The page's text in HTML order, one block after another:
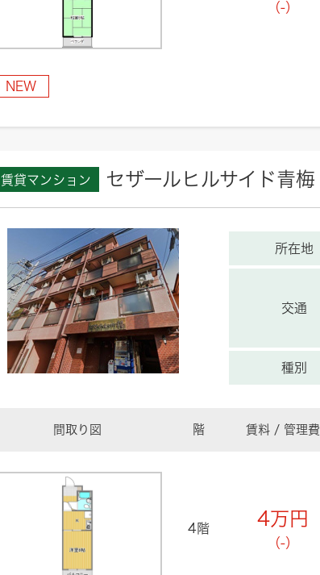
（-）
NEW
賃貸マンション セザールヒルサイド青梅
所在地
交通
種別
間取り図 階 賃料 / 管理費
4階 4万円
（-）